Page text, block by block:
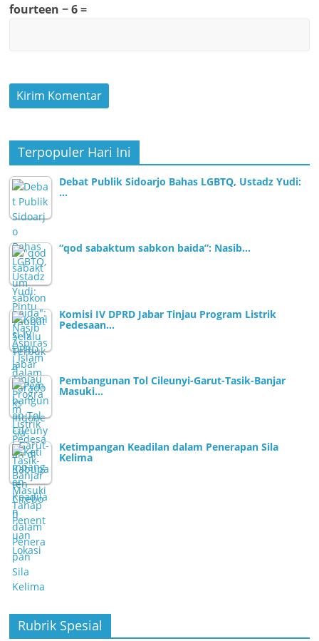
fourteen − 6 =
Terpopuler Hari Ini
Debat Publik Sidoarjo Bahas LGBTQ, Ustadz Yudi:
…
“qod sabaktum sabkon baida”: Nasib…
Komisi IV DPRD Jabar Tinjau Program Listrik
Pedesaan…
Pembangunan Tol Cileunyi-Garut-Tasik-Banjar
Masuki…
Ketimpangan Keadilan dalam Penerapan Sila
Kelima
Rubrik Spesial